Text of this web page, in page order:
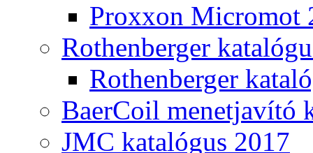
Proxxon Micromot
Rothenberger
Rothenberger
BaerCoil menetjavító
JMC katalógus 2017